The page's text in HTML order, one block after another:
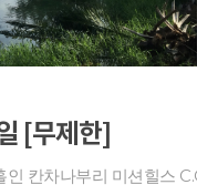
[무제한]
칸차나부리 미션힐스